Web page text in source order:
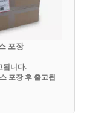
포장
됩니다.
포장 후 출고됩